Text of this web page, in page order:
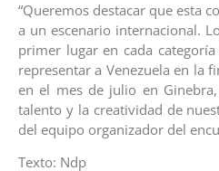
“Queremos destacar que esta
a un escenario internacional.
primer lugar en cada
representar a Venezuela en la
en el mes de julio en
talento y la creatividad de
del equipo organizador del
Texto: Ndp